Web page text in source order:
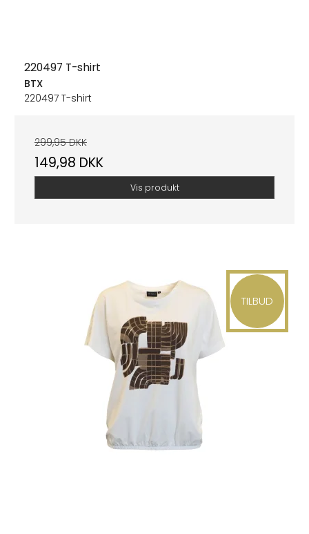
220497 T-shirt
BTX
220497 T-shirt
299,95 DKK
149,98 DKK
Vis produkt
TILBUD